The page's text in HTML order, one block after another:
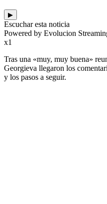
▶
Escuchar esta noticia
Powered by Evolucion
x1
Tras una «muy, muy buena»
Georgieva llegaron los
y los pasos a seguir.